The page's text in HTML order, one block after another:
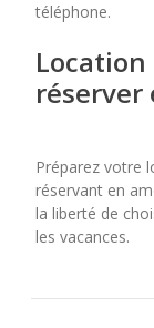
téléphone.
Location
réserver
Préparez votre
réservant en
la liberté de
les vacances.